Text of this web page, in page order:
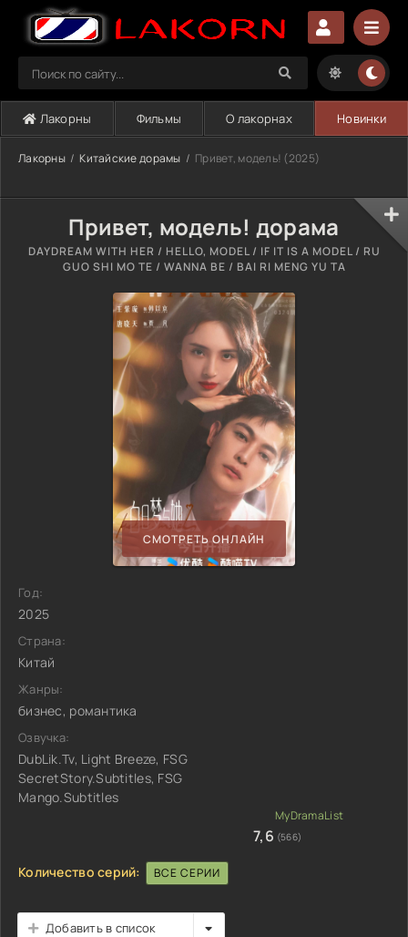
Лакорны Фильмы О лакорнах Новинки
Лакорны Китайские дорамы Привет, модель! (2025)
Привет, модель! дорама
DAYDREAM WITH HER / HELLO, MODEL / IF IT IS A MODEL / RU
GUO SHI MO TE / WANNA BE / BAI RI MENG YU TA
СМОТРЕТЬ ОНЛАЙН
Год:
2025
Страна:
Китай
Жанры:
бизнес, романтика
Озвучка:
DubLik.Tv, Light Breeze, FSG
SecretStory.Subtitles, FSG
Mango.Subtitles
7,6 (566)
Количество серий: ВСЕ СЕРИИ
Добавить в список